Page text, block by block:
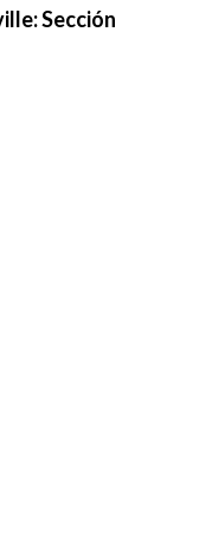
Sección